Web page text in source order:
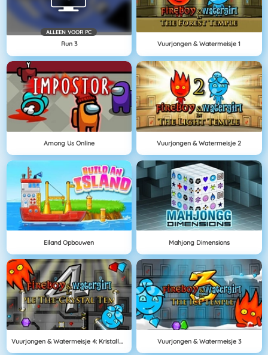
ALLEEN VOOR PC
Run 3 Vuurjongen & Watermeisje 1
Among Us Online Vuurjongen & Watermeisje 2
Eiland Opbouwen Mahjong Dimensions
Vuurjongen & Watermeisje 4: Kristallen Tempel Vuurjongen & Watermeisje 3